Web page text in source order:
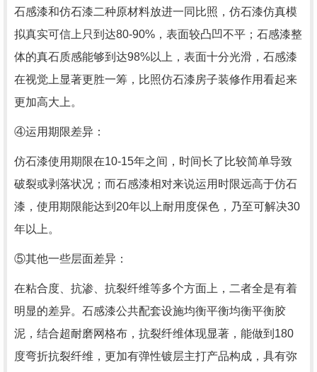
石感漆和仿石漆二种原材料放进一同比照，仿石漆仿真模
拟真实可信上只到达80-90%，表面较凸凹不平；石感漆整
体的真石质感能够到达98%以上，表面十分光滑，石感漆
在视觉上显著更胜一筹，比照仿石漆房子装修作用看起来
更加高大上。
④运用期限差异：
仿石漆使用期限在10-15年之间，时间长了比较简单导致
破裂或剥落状况；而石感漆相对来说运用时限远高于仿石
漆，使用期限能达到20年以上耐用度保色，乃至可解决30
年以上。
⑤其他一些层面差异：
在粘合度、抗渗、抗裂纤维等多个方面上，二者全是有着
明显的差异。石感漆公共配套设施均衡平衡均衡平衡胶
泥，结合超耐磨网格布，抗裂纤维体现显著，能做到180
度弯折抗裂纤维，更加有弹性镀层主打产品构成，具有弥